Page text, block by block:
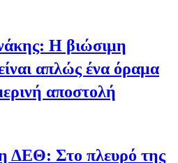
Η βιώσιμη
απλώς ένα όραμα
αποστολή
ΔΕΘ: Στο πλευρό της